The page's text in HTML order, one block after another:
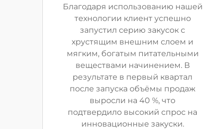
Благодаря использованию нашей
технологии клиент успешно
запустил серию закусок с
хрустящим внешним слоем и
мягким, богатым питательными
веществами начинением. В
результате в первый квартал
после запуска объёмы продаж
выросли на 40 %, что
подтвердило высокий спрос на
инновационные закуски.